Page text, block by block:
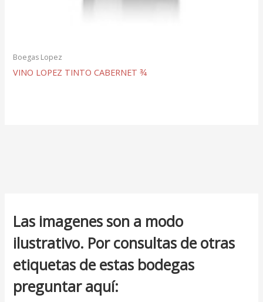
Las imagenes son a modo
ilustrativo. Por consultas de otras
etiquetas de estas bodegas
preguntar aquí:
Boegas Lopez
VINO LOPEZ TINTO CABERNET ¾